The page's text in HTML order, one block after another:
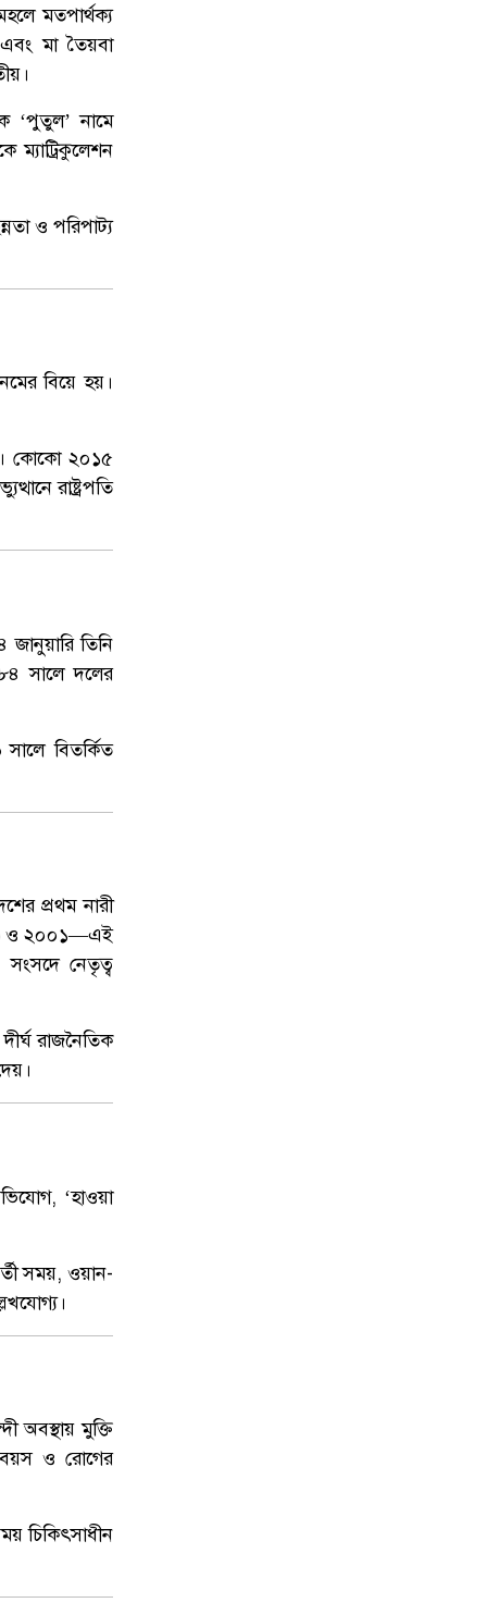
মতপার্থক্য
এবং মা তৈয়বা
‘পুতুল’ নামে
ম্যাট্রিকুলেশন
ও পরিপাট্য
বিয়ে হয়।
কোকো ২০১৫
রাষ্ট্রপতি
তিনি
সালে দলের
বিতর্কিত
প্রথম নারী
ও ২০০১—এই
সংসদে নেতৃত্ব
রাজনৈতিক
‘হাওয়া
সময়, ওয়ান-
অবস্থায় মুক্তি
বয়স ও রোগের
চিকিৎসাধীন